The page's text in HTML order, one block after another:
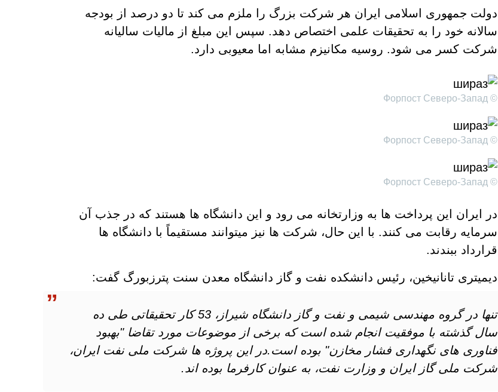
دولت جمهوری اسلامی ایران هر شرکت بزرگ را ملزم می کند تا دو درصد از بودجه
سالانه خود را به تحقیقات علمی اختصاص دهد. سپس این مبلغ از مالیات سالیانه
شرکت کسر می شود. روسیه مکانیزم مشابه اما معیوبی دارد.
© Форпост Северо-Запад
© Форпост Северо-Запад
© Форпост Северо-Запад
در ایران این پرداخت ها به وزارتخانه می رود و این دانشگاه ها هستند که در جذب آن
سرمایه رقابت می کنند. با این حال، شرکت ها نیز میتوانند مستقیماً با دانشگاه ها
قرارداد ببندند.
دیمیتری تانانیخین، رئیس دانشکده نفت و گاز دانشگاه معدن سنت پترزبورگ گفت:
تنها در گروه مهندسی شیمی و نفت و گاز دانشگاه شیراز، 53 کار تحقیقاتی طی ده
سال گذشته با موفقیت انجام شده است که برخی از موضوعات مورد تقاضا "بهبود
فناوری های نگهداری فشار مخازن" بوده است.در این پروژه ها شرکت ملی نفت ایران،
شرکت ملی گاز ایران و وزارت نفت، به عنوان کارفرما بوده اند.